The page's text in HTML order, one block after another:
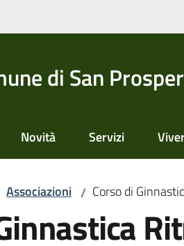
di San
Novità Servizi
Associazioni / Corso di